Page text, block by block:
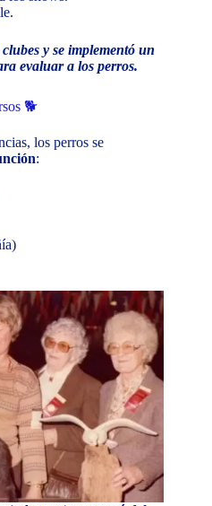
y se implementó un
evaluar a los perros.
🐕
los perros se
: